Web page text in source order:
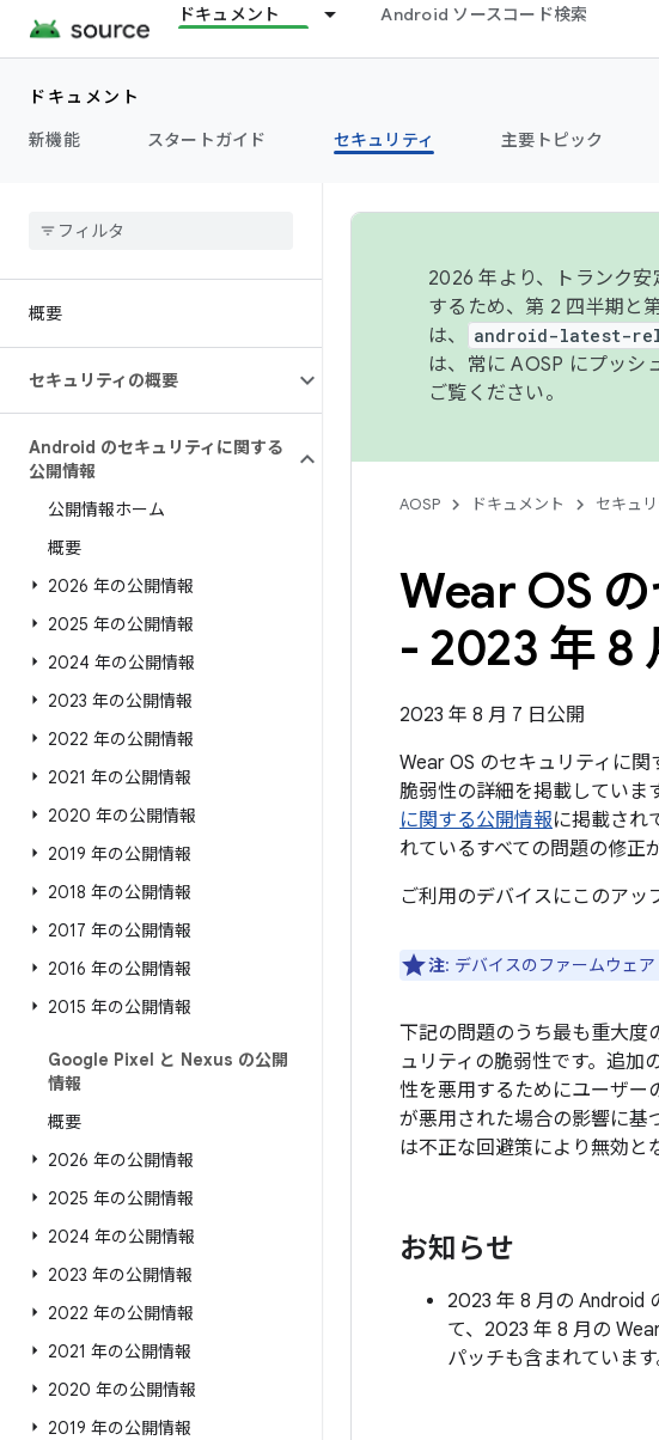
ドキュメント Android ソースコード検索
ドキュメント
新機能
スタートガイド セキュリティ 主要トピック
概要
セキュリティの概要
Android のセキュリティに関する
公開情報
公開情報ホーム
概要
2026 年の公開情報
2025 年の公開情報
2024 年の公開情報
2023 年の公開情報
2022 年の公開情報
2021 年の公開情報
2020 年の公開情報
2019 年の公開情報
2018 年の公開情報
2017 年の公開情報
2016 年の公開情報
2015 年の公開情報
Google Pixel と Nexus の公開
情報
概要
2026 年の公開情報
2025 年の公開情報
2024 年の公開情報
2023 年の公開情報
2022 年の公開情報
2021 年の公開情報
2020 年の公開情報
2019 年の公開情報
2026 年より、トランク
するため、第 2 四半期と
は、
android-latest-
は、常に AOSP にプッシ
ご覧ください。
AOSP ドキュメント セキュリ
Wear OS
- 2023 年 8
2023 年 8 月 7 日公開
Wear OS のセキュリティに
脆弱性の詳細を掲載していま
に関する公開情報に掲載され
れているすべての問題の修正
ご利用のデバイスにこのアッ
注: デバイスのファームウェ
下記の問題のうち最も重大度
ュリティの脆弱性です。追加
性を悪用するためにユーザー
が悪用された場合の影響に基
は不正な回避策により無効と
お知らせ
2023 年 8 月の Android
て、2023 年 8 月の
パッチも含まれています